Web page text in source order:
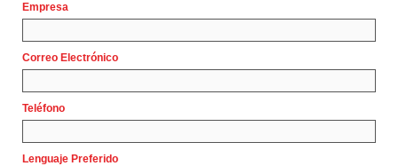
Empresa
Correo Electrónico
Teléfono
Lenguaje Preferido